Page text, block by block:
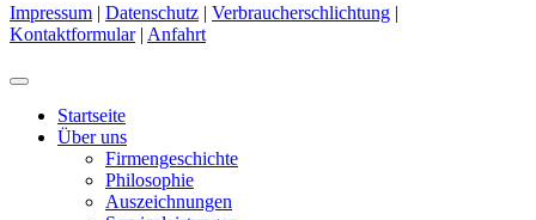
Impressum | Datenschutz | Verbraucherschlichtung |
Kontaktformular| Anfahrt
Startseite
Über uns
Firmengeschichte
Philosophie
Auszeichnungen